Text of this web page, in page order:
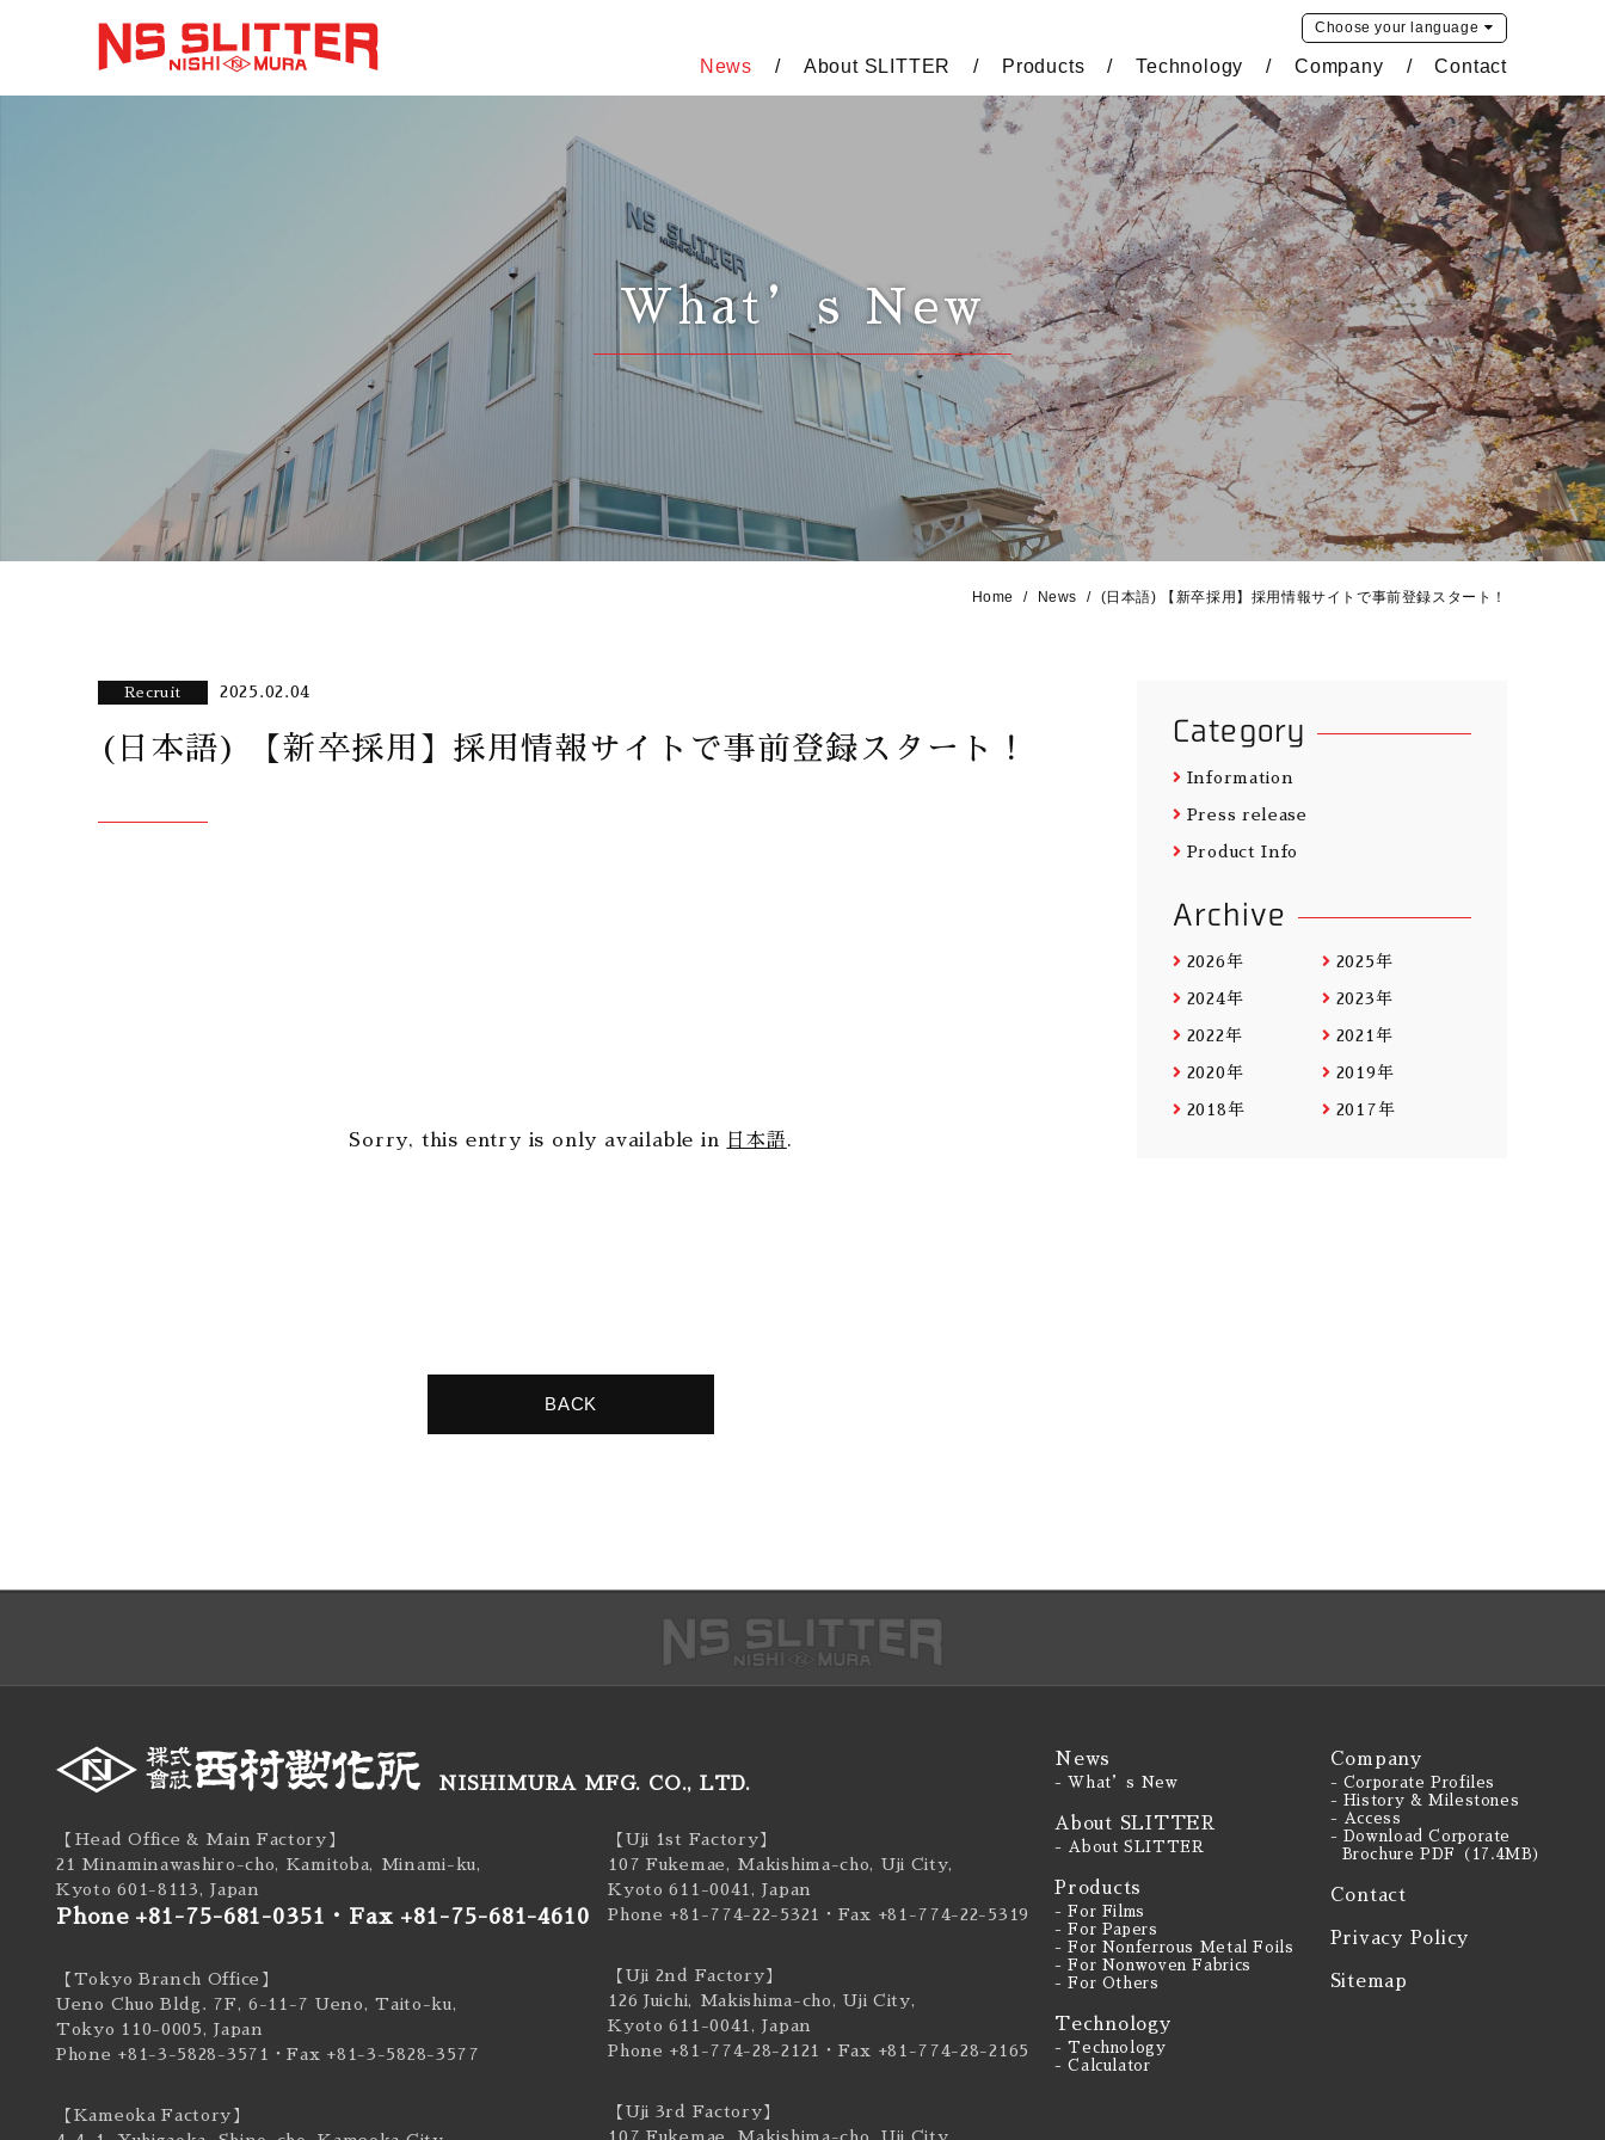
Choose your language
News About SLITTER Products Technology Company Contact
What’s New
Home News (日本語) 【新卒採用】採用情報サイトで事前登録スタート！
Recruit 2025.02.04
(日本語) 【新卒採用】採用情報サイトで事前登録スタート！
Sorry, this entry is only available in 日本語.
BACK
Category
Information
Press release
Product Info
Archive
2026年 2025年
2024年 2023年
2022年 2021年
2020年 2019年
2018年 2017年
NISHIMURA MFG. CO., LTD.
【Head Office & Main Factory】
21 Minaminawashiro-cho, Kamitoba, Minami-ku,
Kyoto 601-8113, Japan
Phone +81-75-681-0351 ・ Fax +81-75-681-4610
【Tokyo Branch Office】
Ueno Chuo Bldg. 7F, 6-11-7 Ueno, Taito-ku,
Tokyo 110-0005, Japan
Phone +81-3-5828-3571
・Fax +81-3-5828-3577
【Kameoka Factory】
【Uji 1st Factory】
107 Fukemae, Makishima-cho, Uji City,
Kyoto 611-0041, Japan
Phone +81-774-22-5321
・Fax +81-774-22-5319
【Uji 2nd Factory】
126 Juichi, Makishima-cho, Uji City,
Kyoto 611-0041, Japan
Phone +81-774-28-2121
・Fax +81-774-28-2165
【Uji 3rd Factory】
News
- What’s New
About SLITTER
- About SLITTER
Products
- For Films
- For Papers
- For Nonferrous Metal Foils
- For Nonwoven Fabrics
- For Others
Technology
- Technology
- Calculator
Company
- Corporate Profiles
- History & Milestones
- Access
- Download Corporate
Brochure PDF（17.4MB）
Contact
Privacy Policy
Sitemap